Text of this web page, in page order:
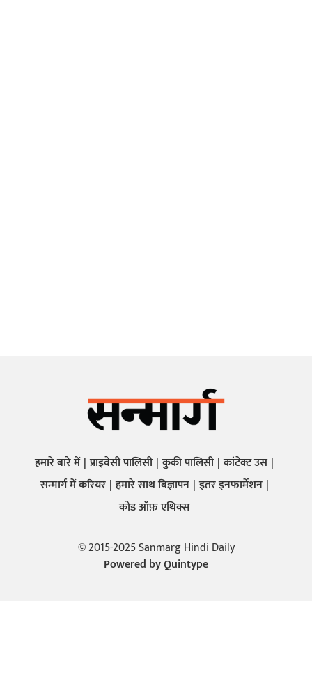
हमारे बारे में प्राइवेसी पालिसी कुकी पालिसी कांटेक्ट उस
सन्मार्ग में करियर हमारे साथ बिज्ञापन इतर इनफार्मेशन
कोड ऑफ़ एथिक्स
© 2015-2025 Sanmarg Hindi Daily
Powered byQuintype